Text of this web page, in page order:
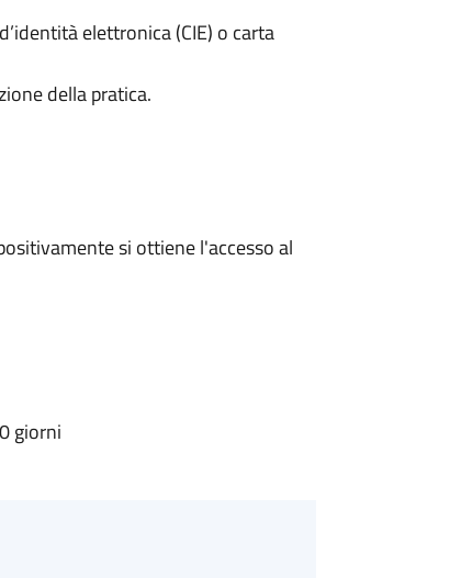
elettronica (CIE) o carta
della pratica.
si ottiene l'accesso al
giorni